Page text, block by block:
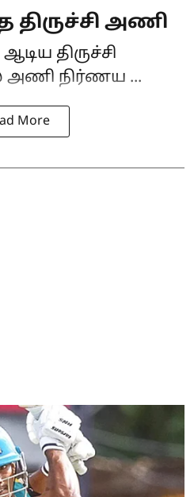
திருச்சி அணி
திருச்சி
நிர்ணய ...
More